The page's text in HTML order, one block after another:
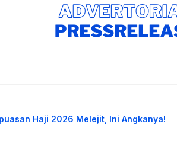
Haji 2026 Melejit, Ini Angkanya!